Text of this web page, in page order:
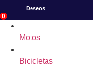
Deseos
0
Motos
Bicicletas